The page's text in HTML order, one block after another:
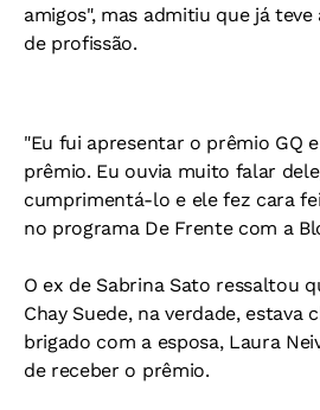
amigos", mas admitiu que já
de profissão.
"Eu fui apresentar o prêmio GQ
prêmio. Eu ouvia muito falar
cumprimentá-lo e ele fez cara
no programa De Frente com a
O ex de Sabrina Sato ressaltou
Chay Suede, na verdade, estava
brigado com a esposa, Laura
de receber o prêmio.